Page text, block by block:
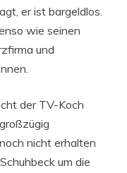
er ist bargeldlos.
wie seinen
und
der TV-Koch
nicht erhalten
um die